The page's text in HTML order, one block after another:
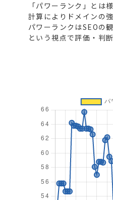
「パワーランク」とは
計算によりドメインの
パワーランクはSEOの
という視点で評価・判断